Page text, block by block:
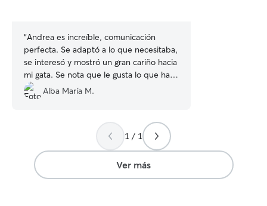
“Andrea es increíble, comunicación
perfecta. Se adaptó a lo que necesitaba,
se interesó y mostró un gran cariño hacia
mi gata. Se nota que le gusta lo que hace
y se ve reflejado en el trato que da a los
animales. Muy recomendable sin duda.
Alba María M.
1 / 1
Ver más